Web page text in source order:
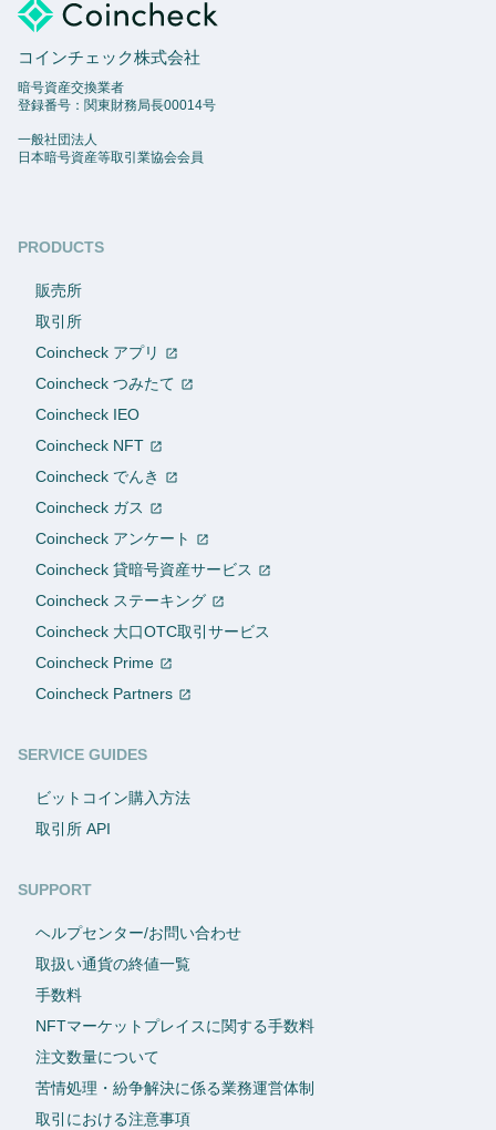
コインチェック株式会社
暗号資産交換業者
登録番号：関東財務局長00014号
一般社団法人
日本暗号資産等取引業協会会員
PRODUCTS
販売所
取引所
Coincheck アプリ
Coincheck つみたて
Coincheck IEO
Coincheck NFT
Coincheck でんき
Coincheck ガス
Coincheck アンケート
Coincheck 貸暗号資産サービス
Coincheck ステーキング
Coincheck 大口OTC取引サービス
Coincheck Prime
Coincheck Partners
SERVICE GUIDES
ビットコイン購入方法
取引所 API
SUPPORT
ヘルプセンター/お問い合わせ
取扱い通貨の終値一覧
手数料
NFTマーケットプレイスに関する手数料
注文数量について
苦情処理・紛争解決に係る業務運営体制
取引における注意事項